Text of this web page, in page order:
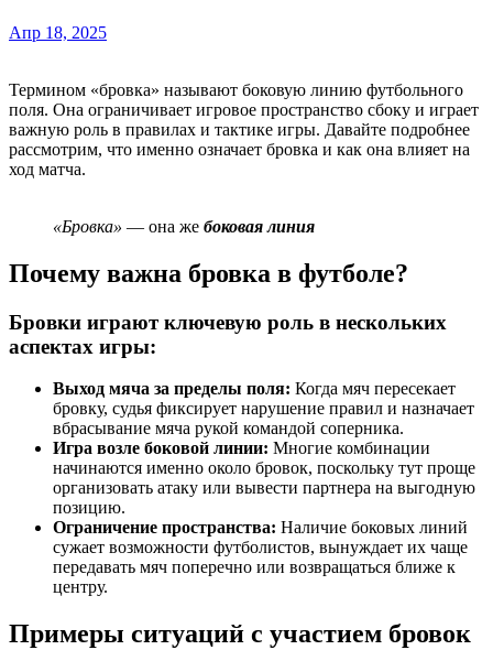
Апр 18, 2025
Термином «бровка» называют боковую линию футбольного
поля. Она ограничивает игровое пространство сбоку и играет
важную роль в правилах и тактике игры. Давайте подробнее
рассмотрим, что именно означает бровка и как она влияет на
ход матча.
«Бровка» — она же боковая линия
Почему важна бровка в футболе?
Бровки играют ключевую роль в нескольких
аспектах игры:
Выход мяча за пределы поля: Когда мяч пересекает
бровку, судья фиксирует нарушение правил и назначает
вбрасывание мяча рукой командой соперника.
Игра возле боковой линии: Многие комбинации
начинаются именно около бровок, поскольку тут проще
организовать атаку или вывести партнера на выгодную
позицию.
Ограничение пространства: Наличие боковых линий
сужает возможности футболистов, вынуждает их чаще
передавать мяч поперечно или возвращаться ближе к
центру.
Примеры ситуаций с участием бровок